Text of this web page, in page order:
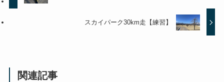
スカイパーク30km走【練習】
関連記事